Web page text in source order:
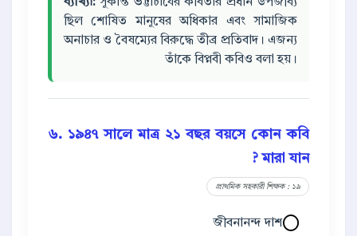
ব্যাখ্যা: সুকান্ত ভট্টাচার্যের কবিতার প্রধান উপজীব্য
ছিল শোষিত মানুষের অধিকার এবং সামাজিক
অনাচার ও বৈষম্যের বিরুদ্ধে তীব্র প্রতিবাদ। এজন্য
তাঁকে বিপ্নবী কবিও বলা হয়।
৬. ১৯৪৭ সালে মাত্র ২১ বছর বয়সে কোন কবি
মারা যান ?
প্রাথমিক সহকারী শিক্ষক : ১৯
জীবনানন্দ দাশ